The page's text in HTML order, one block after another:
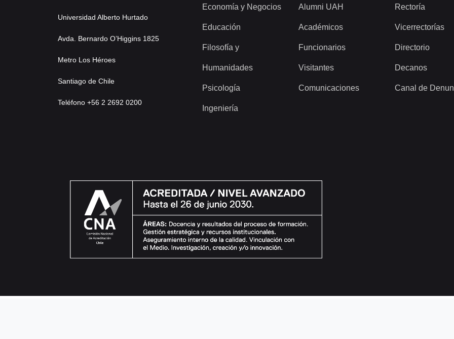
Universidad Alberto Hurtado
Avda. Bernardo O’Higgins 1825
Metro Los Héroes
Santiago de Chile
Teléfono +56 2 2692 0200
Economía y Negocios
Educación
Filosofía y
Humanidades
Psicología
Ingeniería
Alumni UAH
Académicos
Funcionarios
Visitantes
Comunicaciones
Rectoría
Vicerrectorías
Directorio
Decanos
Canal de